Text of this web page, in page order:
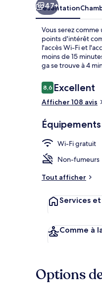
47+
Présentation
Vous serez
points d'intérêt
l'accès Wi-Fi et
moins de 15
ga se trouve à 4
Avis
voyageurs
8,68,6 sur 10
Excellent
Afficher 108 avis
Wi-Fi gratuit
Non-fumeurs
Tout afficher
Services
Comme à
Options